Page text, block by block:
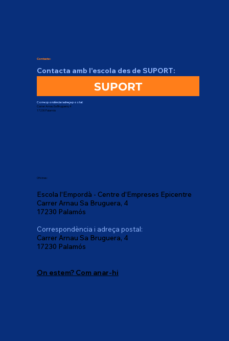
Contacte:
Contacta amb l'escola des de SUPORT:
SUPORT
Correspondència i adreça postal:
Carrer Arnau Sa Bruguera, 4
17230 Palamós
Oficines:
Escola l'Empordà - Centre d'Empreses Epicentre
Carrer Arnau Sa Bruguera, 4
17230 Palamós
Correspondència i adreça postal:
Carrer Arnau Sa Bruguera, 4
17230 Palamós
On estem? Com anar-hi